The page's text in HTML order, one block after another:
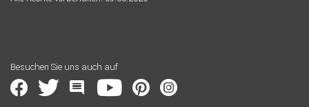
Besuchen Sie uns auch auf